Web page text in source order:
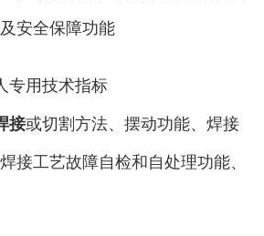
安全保障功能
专用技术指标
接或切割方法、摆动功能、焊接
接工艺故障自检和自处理功能、